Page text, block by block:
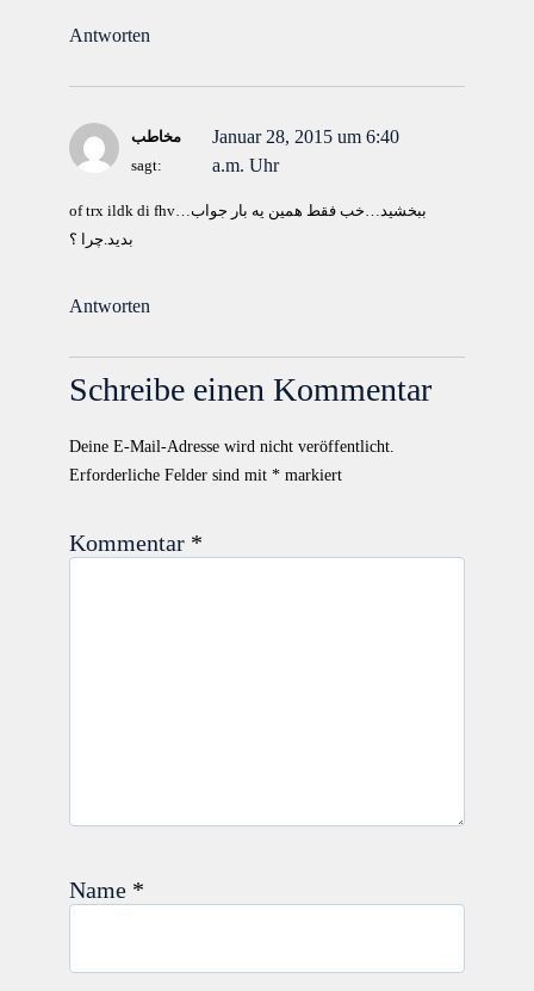
Antworten
مخاطب
sagt:
Januar 28, 2015 um 6:40
a.m. Uhr
of trx ildk di fhv…ببخشید…خب فقط همین یه بار جواب
بدید.چرا ؟
Antworten
Schreibe einen Kommentar
Deine E-Mail-Adresse wird nicht veröffentlicht.
Erforderliche Felder sind mit *markiert
Kommentar *
Name *